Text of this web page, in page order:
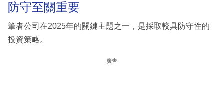
防守至關重要
筆者公司在2025年的關鍵主題之一，是採取較具防守性的
投資策略。
廣告